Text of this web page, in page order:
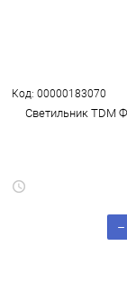
Код: 00000183070
Светильник TDM